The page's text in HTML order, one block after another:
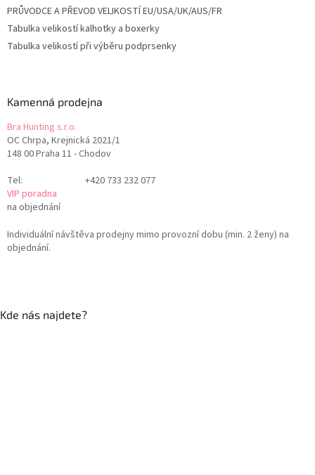
PRŮVODCE A PŘEVOD VELIKOSTÍ EU/USA/UK/AUS/FR
Tabulka velikostí kalhotky a boxerky
Tabulka velikostí při výběru podprsenky
Kamenná prodejna
Bra Hunting s.r.o.
OC Chrpa, Krejnická 2021/1
148 00 Praha 11 - Chodov
Tel:
+420 733 232 077
VIP poradna
na objednání
Individuální návštěva prodejny mimo provozní dobu (min. 2 ženy) na
objednání.
Kde nás najdete?